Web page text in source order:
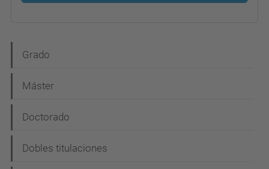
a
v
g
a
Grado
Máster
Doctorado
Dobles titulaciones